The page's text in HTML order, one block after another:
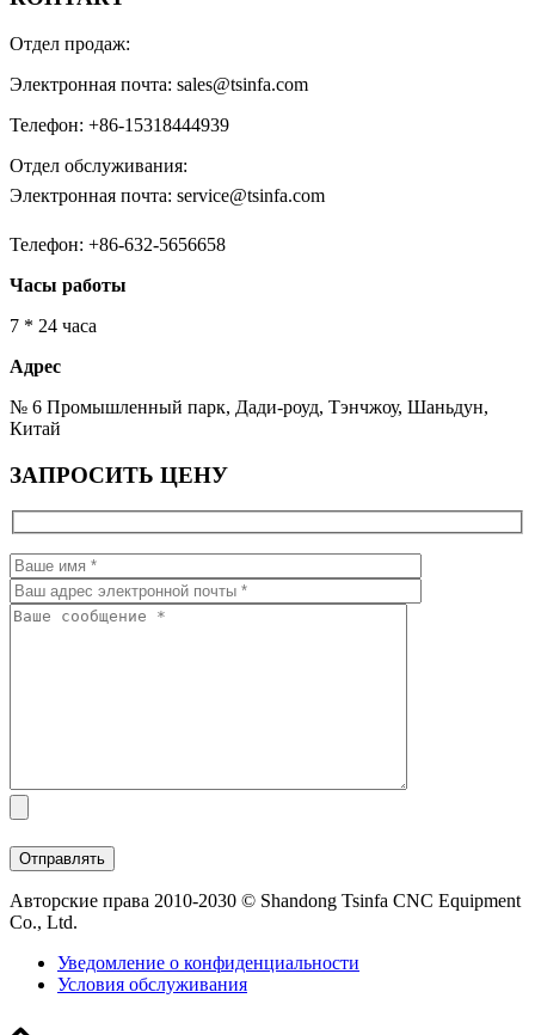
Отдел продаж:
Электронная почта: sales@tsinfa.com
Телефон: +86-15318444939
Отдел обслуживания:
Электронная почта: service@tsinfa.com
Телефон: +86-632-5656658
Часы работы
7 * 24 часа
Адрес
№ 6 Промышленный парк, Дади-роуд, Тэнчжоу, Шаньдун,
Китай
ЗАПРОСИТЬ ЦЕНУ
Авторские права 2010-2030 © Shandong Tsinfa CNC Equipment
Co., Ltd.
Уведомление о конфиденциальности
Условия обслуживания